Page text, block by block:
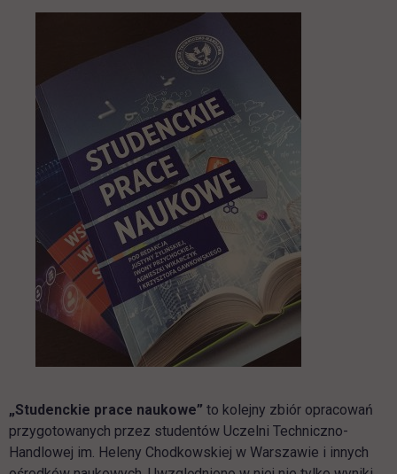
„Studenckie prace naukowe” to kolejny zbiór opracowań
przygotowanych przez studentów Uczelni Techniczno-
Handlowej im. Heleny Chodkowskiej w Warszawie i innych